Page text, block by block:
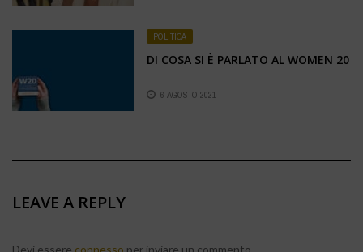
POLITICA
DI COSA SI È PARLATO AL WOMEN 20
6 AGOSTO 2021
LEAVE A REPLY
Devi essere connesso per inviare un commento.